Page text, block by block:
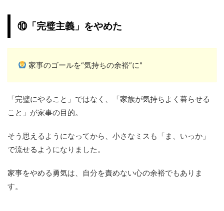
⑩「完璧主義」をやめた
家事のゴールを“気持ちの余裕”に"
「完璧にやること」ではなく、「家族が気持ちよく暮らせる
こと」が家事の目的。
そう思えるようになってから、小さなミスも「ま、いっか」
で流せるようになりました。
家事をやめる勇気は、自分を責めない心の余裕でもありま
す。